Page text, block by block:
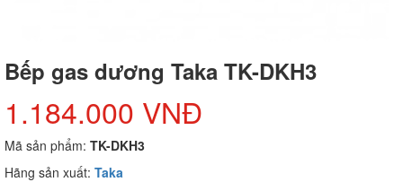
Bếp gas dương Taka TK-DKH3
1.184.000 VNĐ
Mã sản phẩm: TK-DKH3
Hãng sản xuất: Taka